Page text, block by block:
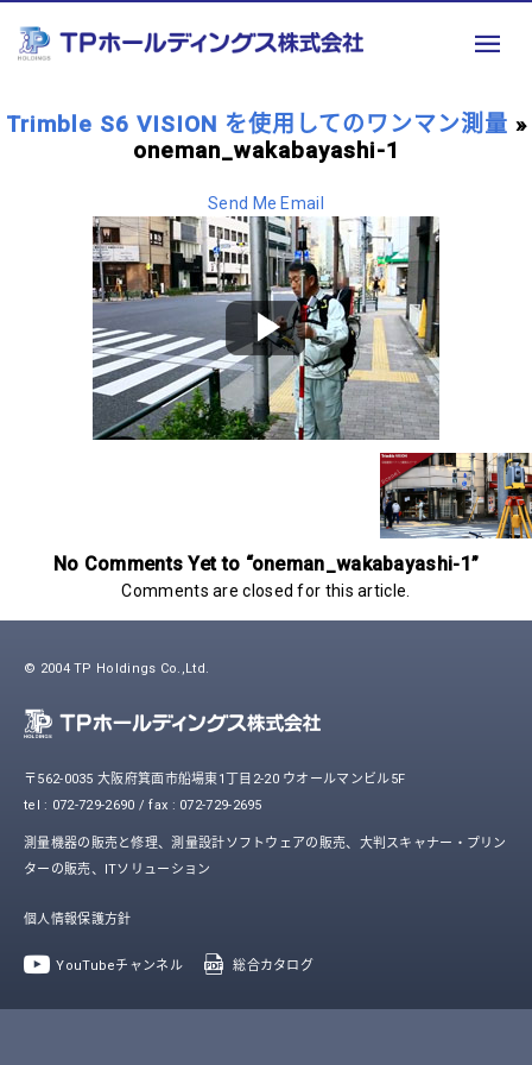
Trimble S6 VISION を使用してのワンマン測量 »
oneman_wakabayashi-1
Send Me Email
No Comments Yet to “oneman_wakabayashi-1”
Comments are closed for this article.
© 2004 TP Holdings Co.,Ltd.
〒562-0035 大阪府箕面市船場東1丁目2-20 ウオールマンビル5F
tel : 072-729-2690 / fax : 072-729-2695
測量機器の販売と修理、測量設計ソフトウェアの販売、大判スキャナー・プリン
ターの販売、ITソリューション
個人情報保護方針
YouTubeチャンネル 総合カタログ